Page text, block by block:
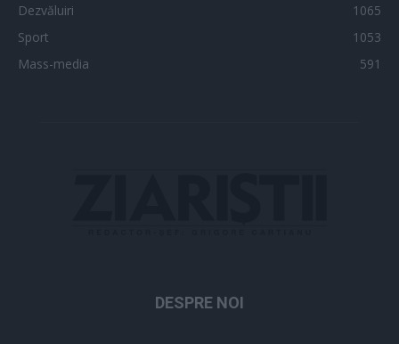
Dezvăluiri
1065
Sport
1053
Mass-media
591
DESPRE NOI